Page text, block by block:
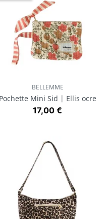
BËLLEMME
Pochette Mini Sid | Ellis ocre
Prix
17,00 €